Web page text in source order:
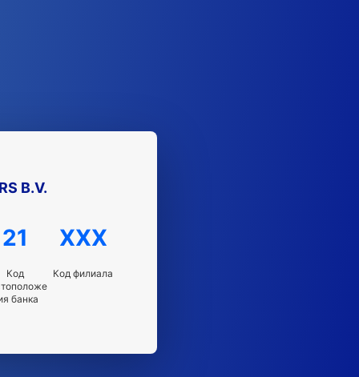
B.V.
21
Код
банка
XXX
Код филиала